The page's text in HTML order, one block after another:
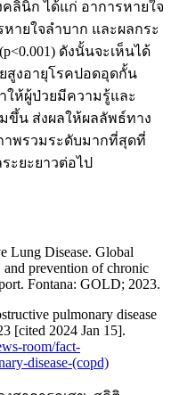
ลินิก ได้แก่ อาการหายใจ
ายใจลำบาก และผลกระ
ดังนั้นจะเห็นได้
สูงอายุโรคปอดอุดกั้น
ให้ผู้ป่วยมีความรู้และ
ขึ้น ส่งผลให้ผลลัพธ์ทาง
พรวมระดับมากที่สุดที่
ะยะยาวต่อไป
Lung Disease. Global
and prevention of chronic
Fontana: GOLD; 2023.
pulmonary disease
[cited 2024 Jan 15].
room/fact-
disease-(copd)